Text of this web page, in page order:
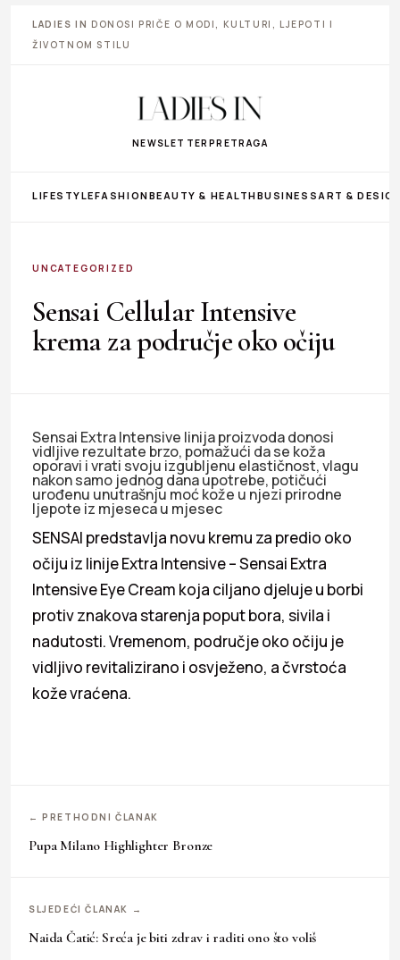
LADIES IN DONOSI PRIČE O MODI, KULTURI, LJEPOTI I
ŽIVOTNOM STILU
NEWSLETTER PRETRAGA
LIFESTYLEFASHIONBEAUTY & HEALTHBUSINESS ART &
UNCATEGORIZED
Sensai Cellular Intensive
krema za područje oko očiju
Sensai Extra Intensive linija proizvoda donosi
vidljive rezultate brzo, pomažući da se koža
oporavi i vrati svoju izgubljenu elastičnost, vlagu
nakon samo jednog dana upotrebe, potičući
urođenu unutrašnju moć kože u njezi prirodne
ljepote iz mjeseca u mjesec
SENSAI predstavlja novu kremu za predio oko
očiju iz linije Extra Intensive – Sensai Extra
Intensive Eye Cream koja ciljano djeluje u borbi
protiv znakova starenja poput bora, sivila i
nadutosti. Vremenom, područje oko očiju je
vidljivo revitalizirano i osvježeno, a čvrstoća
kože vraćena.
← PRETHODNI ČLANAK
Pupa Milano Highlighter Bronze
SLJEDEĆI ČLANAK →
Naida Čatić: Sreća je biti zdrav i raditi ono što voliš